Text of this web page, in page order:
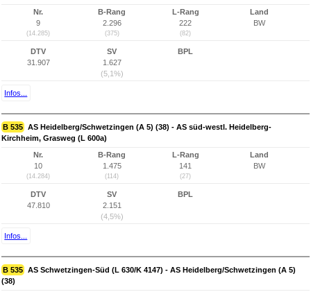
Nr.
9
(14.285)
B-Rang
2.296
(375)
L-Rang
222
(82)
Land
BW
DTV
31.907
SV
1.627
(5,1%)
BPL
Infos...
B 535 AS Heidelberg/Schwetzingen (A 5) (38) - AS süd-westl. Heidelberg-
Kirchheim, Grasweg (L 600a)
Nr.
10
(14.284)
B-Rang
1.475
(114)
L-Rang
141
(27)
Land
BW
DTV
47.810
SV
2.151
(4,5%)
BPL
Infos...
B 535 AS Schwetzingen-Süd (L 630/K 4147) - AS Heidelberg/Schwetzingen (A 5)
(38)